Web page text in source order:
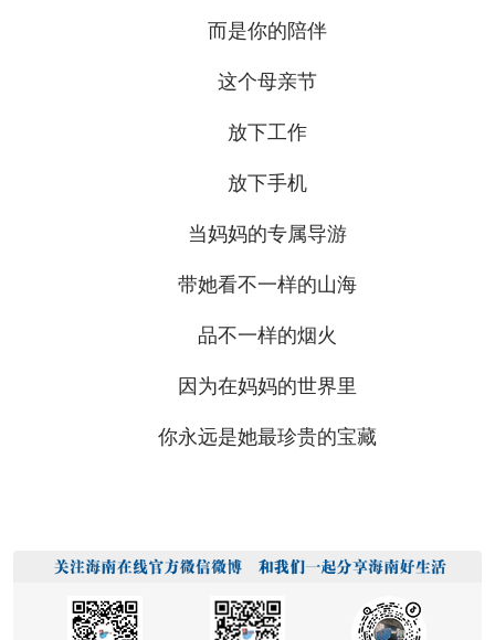
而是你的陪伴
这个母亲节
放下工作
放下手机
当妈妈的专属导游
带她看不一样的山海
品不一样的烟火
因为在妈妈的世界里
你永远是她最珍贵的宝藏